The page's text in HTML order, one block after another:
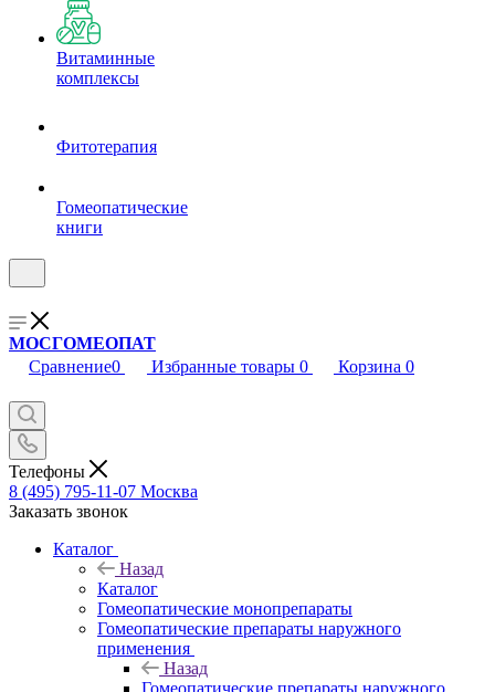
Витаминные
комплексы
Фитотерапия
Гомеопатические
книги
МОСГОМЕОПАТ
Сравнение0 Избранные товары 0 Корзина 0
Телефоны
8 (495) 795-11-07 Москва
Заказать звонок
Каталог
Назад
Каталог
Гомеопатические монопрепараты
Гомеопатические препараты наружного
применения
Назад
Гомеопатические препараты наружного